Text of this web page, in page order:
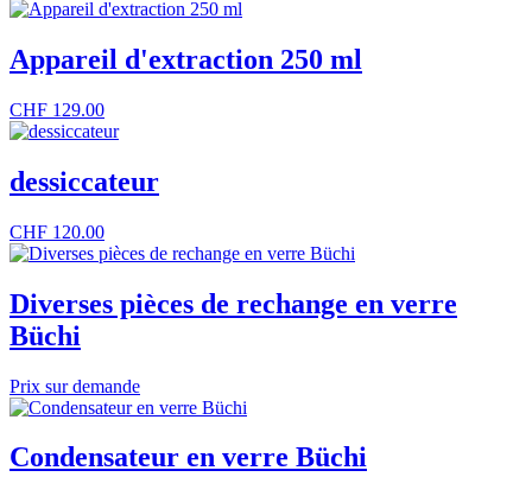
Appareil d'extraction 250 ml
CHF 129.00
dessiccateur
CHF 120.00
Diverses pièces de rechange en verre
Büchi
Prix sur demande
Condensateur en verre Büchi